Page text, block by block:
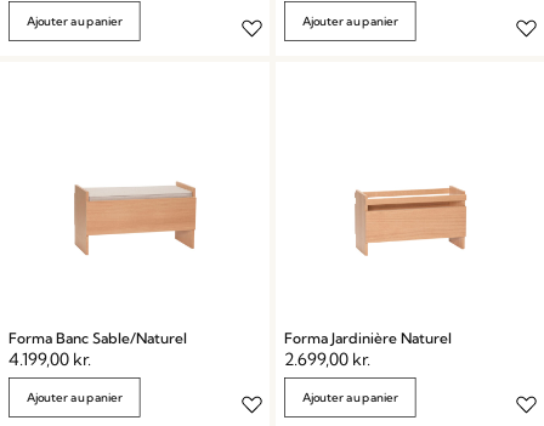
Ajouter au panier Ajouter au panier
Forma Banc Sable/Naturel
4.199,00 kr.
Ajouter au panier
Forma Jardinière Naturel
2.699,00 kr.
Ajouter au panier